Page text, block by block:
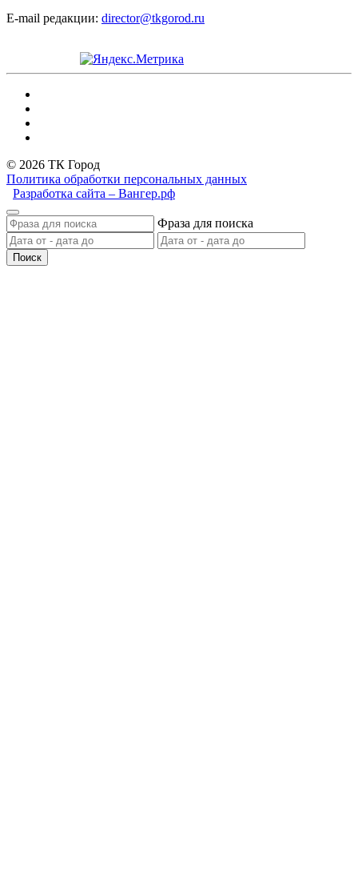
E-mail редакции: director@tkgorod.ru
© 2026 ТК Город
Политика обработки персональных данных
Разработка сайта – Вангер.рф
Фраза для поиска
Поиск